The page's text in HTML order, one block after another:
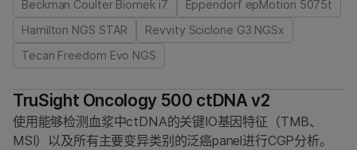
Beckman Coulter Biomek i7
Eppendorf epMotion 5075t
Hamilton NGS STAR
Revvity Sciclone G3 NGSx
Tecan Freedom Evo NGS
TruSight Oncology 500 ctDNA v2
使用能够检测血浆中ctDNA的关键IO基因特征（TMB、
MSI）以及所有主要变异类别的泛癌panel进行CGP分析。